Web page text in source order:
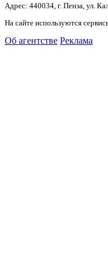
Адрес: 440034, г. Пенза, ул.
На сайте используются
Об агентстве Реклама